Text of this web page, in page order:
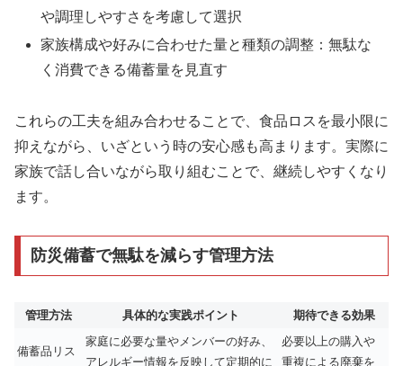
や調理しやすさを考慮して選択
家族構成や好みに合わせた量と種類の調整：無駄な
く消費できる備蓄量を見直す
これらの工夫を組み合わせることで、食品ロスを最小限に
抑えながら、いざという時の安心感も高まります。実際に
家族で話し合いながら取り組むことで、継続しやすくなり
ます。
防災備蓄で無駄を減らす管理方法
管理方法 具体的な実践ポイント 期待できる効果
備蓄品リス
家庭に必要な量やメンバーの好み、
アレルギー情報を反映して定期的に
必要以上の購入や
重複による廃棄を